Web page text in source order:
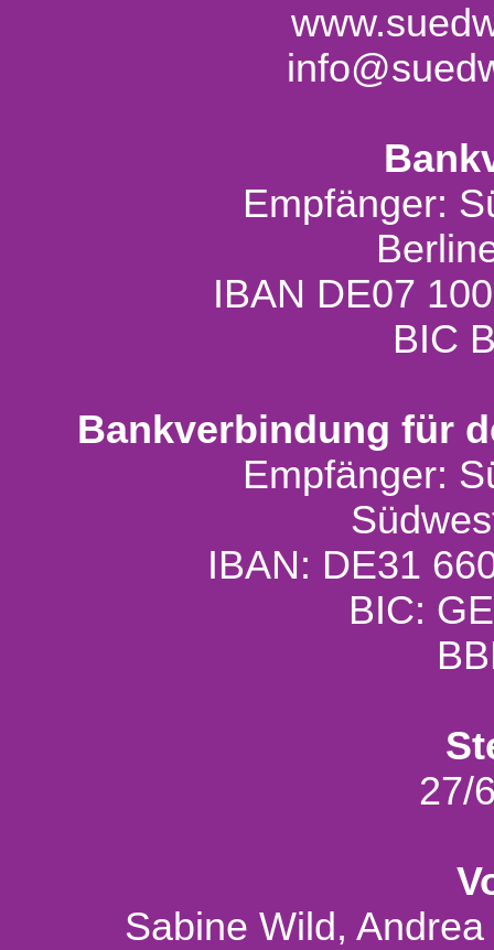
Empfänger:
IBAN DE07
BIC
Bankverbindung für
Empfänger:
IBAN: DE31
BIC:
27/
Sabine Wild,